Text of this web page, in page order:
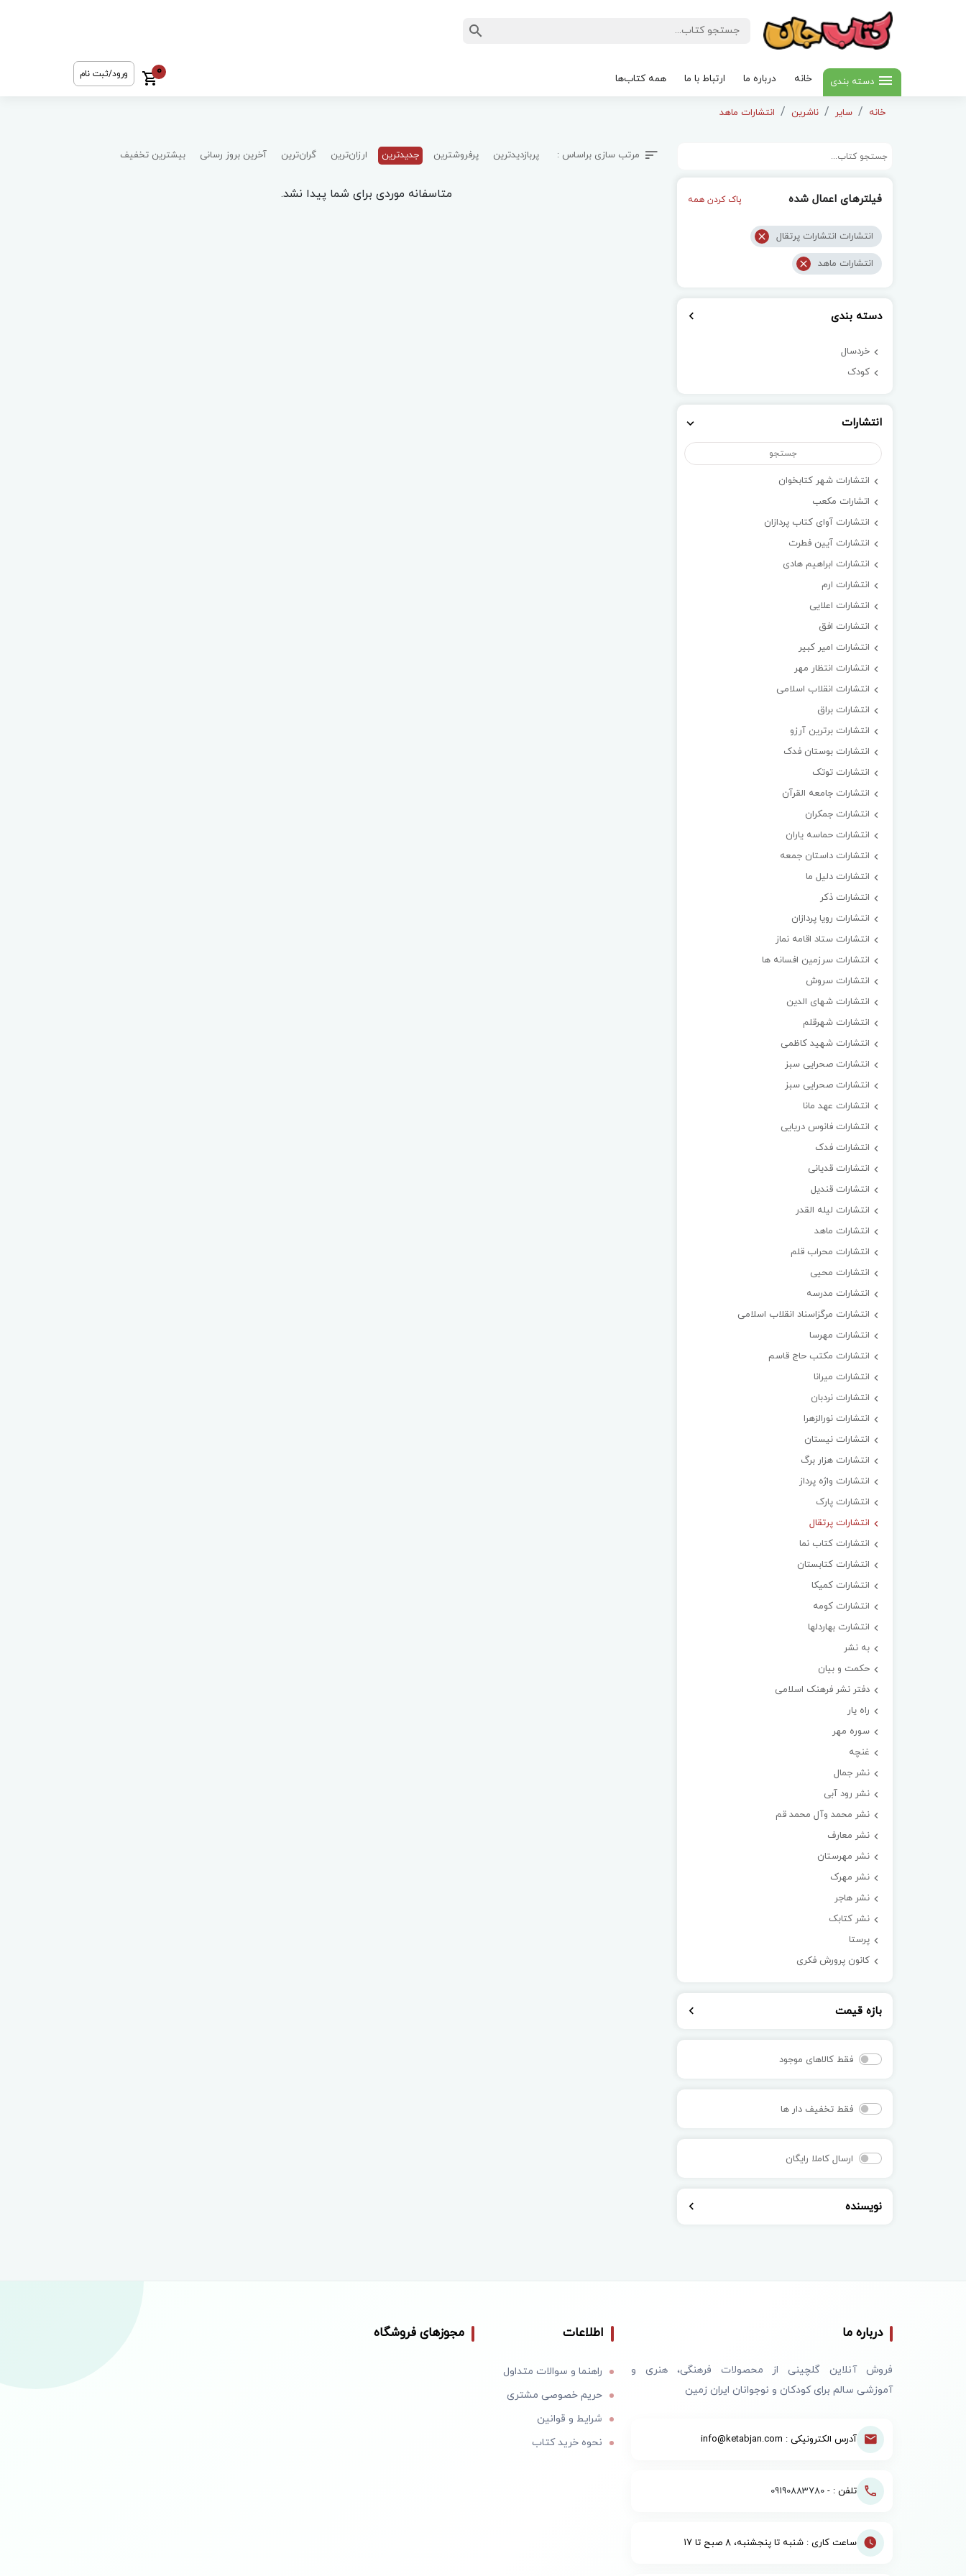
دسته بندی خانه درباره ما ارتباط با ما همه کتاب‌ها
0 ورود/ثبت نام
خانه سایر ناشرین انتشارات ماهد
فیلترهای اعمال شده پاک کردن همه
انتشارات انتشارات پرتقال
انتشارات ماهد
دسته بندی
خردسال
کودک
انتشارات
انتشارات شهر کتابخوان
اتشارات مکعب
انتشارات آوای کتاب پردازان
انتشارات آیین فطرت
انتشارات ابراهیم هادی
انتشارات ارم
انتشارات اعلایی
انتشارات افق
انتشارات امیر کبیر
انتشارات انتظار مهر
انتشارات انقلاب اسلامی
انتشارات براق
انتشارات برترین آرزو
انتشارات بوستان فدک
انتشارات توتک
انتشارات جامعه القرآن
انتشارات جمکران
انتشارات حماسه یاران
انتشارات داستان جمعه
انتشارات دلیل ما
انتشارات ذکر
انتشارات رویا پردازان
انتشارات ستاد اقامه نماز
انتشارات سرزمین افسانه ها
انتشارات سروش
انتشارات شهای الدین
انتشارات شهرقلم
انتشارات شهید کاظمی
انتشارات صحرایی سبز
انتشارات صحرایی سبز
انتشارات عهد مانا
انتشارات فانوس دریایی
انتشارات فدک
انتشارات قدیانی
انتشارات قندیل
انتشارات لیله القدر
انتشارات ماهد
انتشارات محراب قلم
انتشارات محیی
انتشارات مدرسه
انتشارات مرگزاسناد انقلاب اسلامی
انتشارات مهرسا
انتشارات مکتب حاج قاسم
انتشارات میرانا
انتشارات نردبان
انتشارات نورالزهرا
انتشارات نیستان
انتشارات هزار برگ
انتشارات واژه پرداز
انتشارات پارک
انتشارات پرتقال
انتشارات کتاب نما
انتشارات کتابستان
انتشارات کمیکا
انتشارات کومه
انتشارت بهاردلها
به نشر
حکمت و بیان
دفتر نشر فرهنک اسلامی
راه یار
سوره مهر
غنچه
نشر جمال
نشر رود آبی
نشر محمد وآل محمد قم
نشر معارف
نشر مهرستان
نشر مهرک
نشر هاجر
نشر کتابک
پرستا
کانون پرورش فکری
بازه قیمت
فقط کالاهای موجود
فقط تخفیف دار ها
ارسال کاملا رایگان
نویسنده
مرتب سازی براساس : پربازدیدترین پرفروشترین جدیدترین ارزان‌ترین گران‌ترین آخرین بروز رسانی بیشترین تخفیف
متاسفانه موردی برای شما پیدا نشد.
درباره ما
فروش آنلاین گلچینی از محصولات فرهنگی، هنری و
آموزشی سالم برای کودکان و نوجوانان ایران زمین
آدرس الکترونیکی : info@ketabjan.com
تلفن : - 09190883780
ساعت کاری : شنبه تا پنجشنبه، ۸ صبح تا ۱۷
اطلاعات
راهنما و سوالات متداول
حریم خصوصی مشتری
شرایط و قوانین
نحوه خرید کتاب
مجوزهای فروشگاه